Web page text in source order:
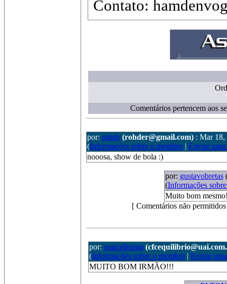
Contato:
Comentários pertencem aos
por: rohde (rohder@gmail.com) : Mar 18,
(Informações sobre o membro | Enviar uma
nooosa, show de bola :)
por: gustavobretas
(Informações
Muito bom
[ Comentários não
por: marcellomm
(Informações sobre o membro | Enviar
MUITO BOM IRMÃO!!!